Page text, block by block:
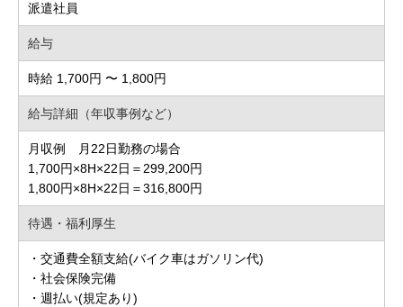
派遣社員
給与
時給 1,700円 〜 1,800円
給与詳細（年収事例など）
月収例 月22日勤務の場合
1,700円×8H×22日＝299,200円
1,800円×8H×22日＝316,800円
待遇・福利厚生
・交通費全額支給(バイク車はガソリン代)
・社会保険完備
・週払い(規定あり)